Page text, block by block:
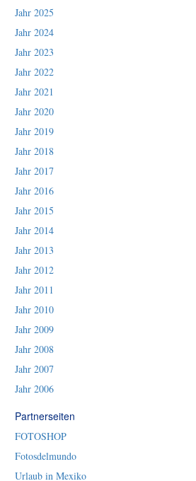
Jahr 2025
Jahr 2024
Jahr 2023
Jahr 2022
Jahr 2021
Jahr 2020
Jahr 2019
Jahr 2018
Jahr 2017
Jahr 2016
Jahr 2015
Jahr 2014
Jahr 2013
Jahr 2012
Jahr 2011
Jahr 2010
Jahr 2009
Jahr 2008
Jahr 2007
Jahr 2006
Partnerseiten
FOTOSHOP
Fotosdelmundo
Urlaub in Mexiko